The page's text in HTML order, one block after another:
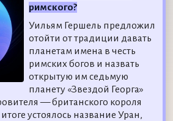
римского?
Уильям Гершель предложил
отойти от традиции давать
планетам имена в честь
римских богов и назвать
открытую им седьмую
планету «Звездой Георга»
— британского короля
устоялось название Уран,